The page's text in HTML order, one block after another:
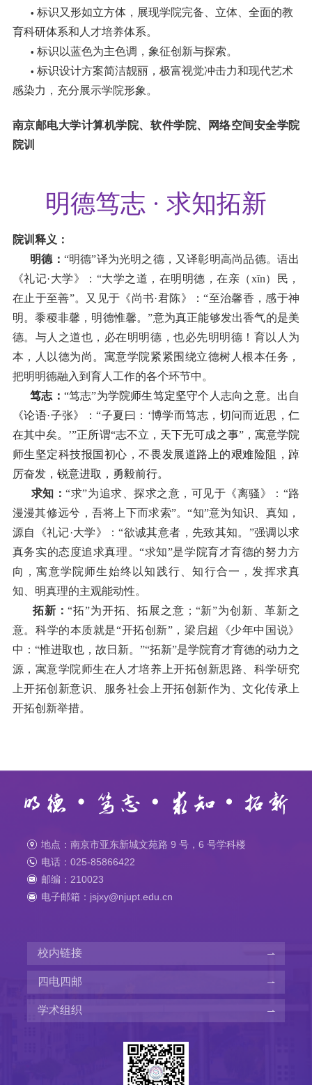
• 标识又形如立方体，展现学院完备、立体、全面的教
育科研体系和人才培养体系。
• 标识以蓝色为主色调，象征创新与探索。
• 标识设计方案简洁靓丽，极富视觉冲击力和现代艺术
感染力，充分展示学院形象。
南京邮电大学计算机学院、软件学院、网络空间安全学院
院训
明德笃志 · 求知拓新
院训释义：
明德 ： “明德”译为光明之德，又译彰明高尚品德。语出
《礼记·大学》：“大学之道，在明明德，在亲（xīn）民，
在止于至善”。又见于《尚书·君陈》：“至治馨香，感于神
明。黍稷非馨，明德惟馨。”意为真正能够发出香气的是美
德。与人之道也，必在明明德，也必先明明德！育以人为
本，人以德为尚。寓意学院紧紧围绕立德树人根本任务 ，
把明明德融入到育人工作的各个环节中。
笃志 ： “笃志”为学院师生笃定坚守个人志向之意。出自
《论语·子张》：“子夏曰：‘博学而笃志，切问而近思，仁
在其中矣。’”正所谓“志不立，天下无可成之事”，寓意学院
师生坚定科技报国初心，不畏发展道路上的艰难险阻，踔
厉奋发，锐意进取，勇毅前行。
求知 ：“求”为追求、探求之意，可见于《离骚》：“路
漫漫其修远兮，吾将上下而求索”。“知”意为知识、真知，
源自《礼记·大学》：“欲诚其意者，先致其知。”强调以求
真务实的态度追求真理。“求知”是学院育才育德的努力方
向，寓意学院师生始终以知践行、知行合一，发挥求真
知、明真理的主观能动性。
拓新 ：“拓”为开拓、拓展之意；“新”为创新、革新之
意。科学的本质就是“开拓创新”，梁启超《少年中国说》
中：“惟进取也，故日新。”“拓新”是学院育才育德的动力之
源，寓意学院师生在人才培养上开拓创新思路、科学研究
上开拓创新意识、服务社会上开拓创新作为、文化传承上
开拓创新举措。
地点：南京市亚东新城文苑路 9 号，6 号学科楼
电话：025-85866422
邮编：210023
电子邮箱：jsjxy@njupt.edu.cn
校内链接
四电四邮
学术组织